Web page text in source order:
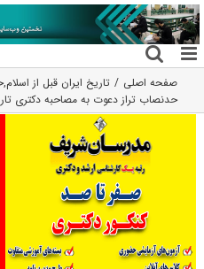
رفتن
به
محتوا
صفحه اصلی تاریخ ایران قبل از اسلام,
حدنصاب تراز دعوت به مصاحبه دکتری